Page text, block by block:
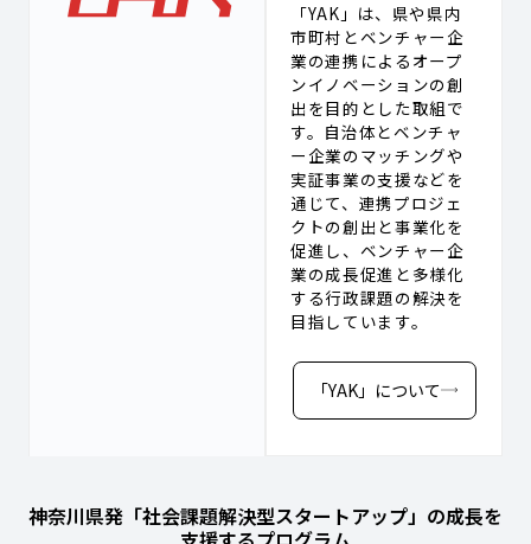
「YAK」は、県や県内
市町村とベンチャー企
業の連携によるオープ
ンイノベーションの創
出を目的とした取組で
す。自治体とベンチャ
ー企業のマッチングや
実証事業の支援などを
通じて、連携プロジェ
クトの創出と事業化を
促進し、ベンチャー企
業の成長促進と多様化
する行政課題の解決を
目指しています。
「YAK」について
神奈川県発「社会課題解決型スタートアップ」の成長を